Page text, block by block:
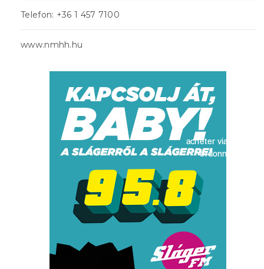
Telefon: +36 1 457 7100
www.nmhh.hu
acheter viagra sans
ordonnance